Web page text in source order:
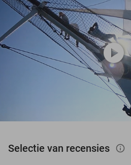
play_circle
Selectie van recensies info_outlined